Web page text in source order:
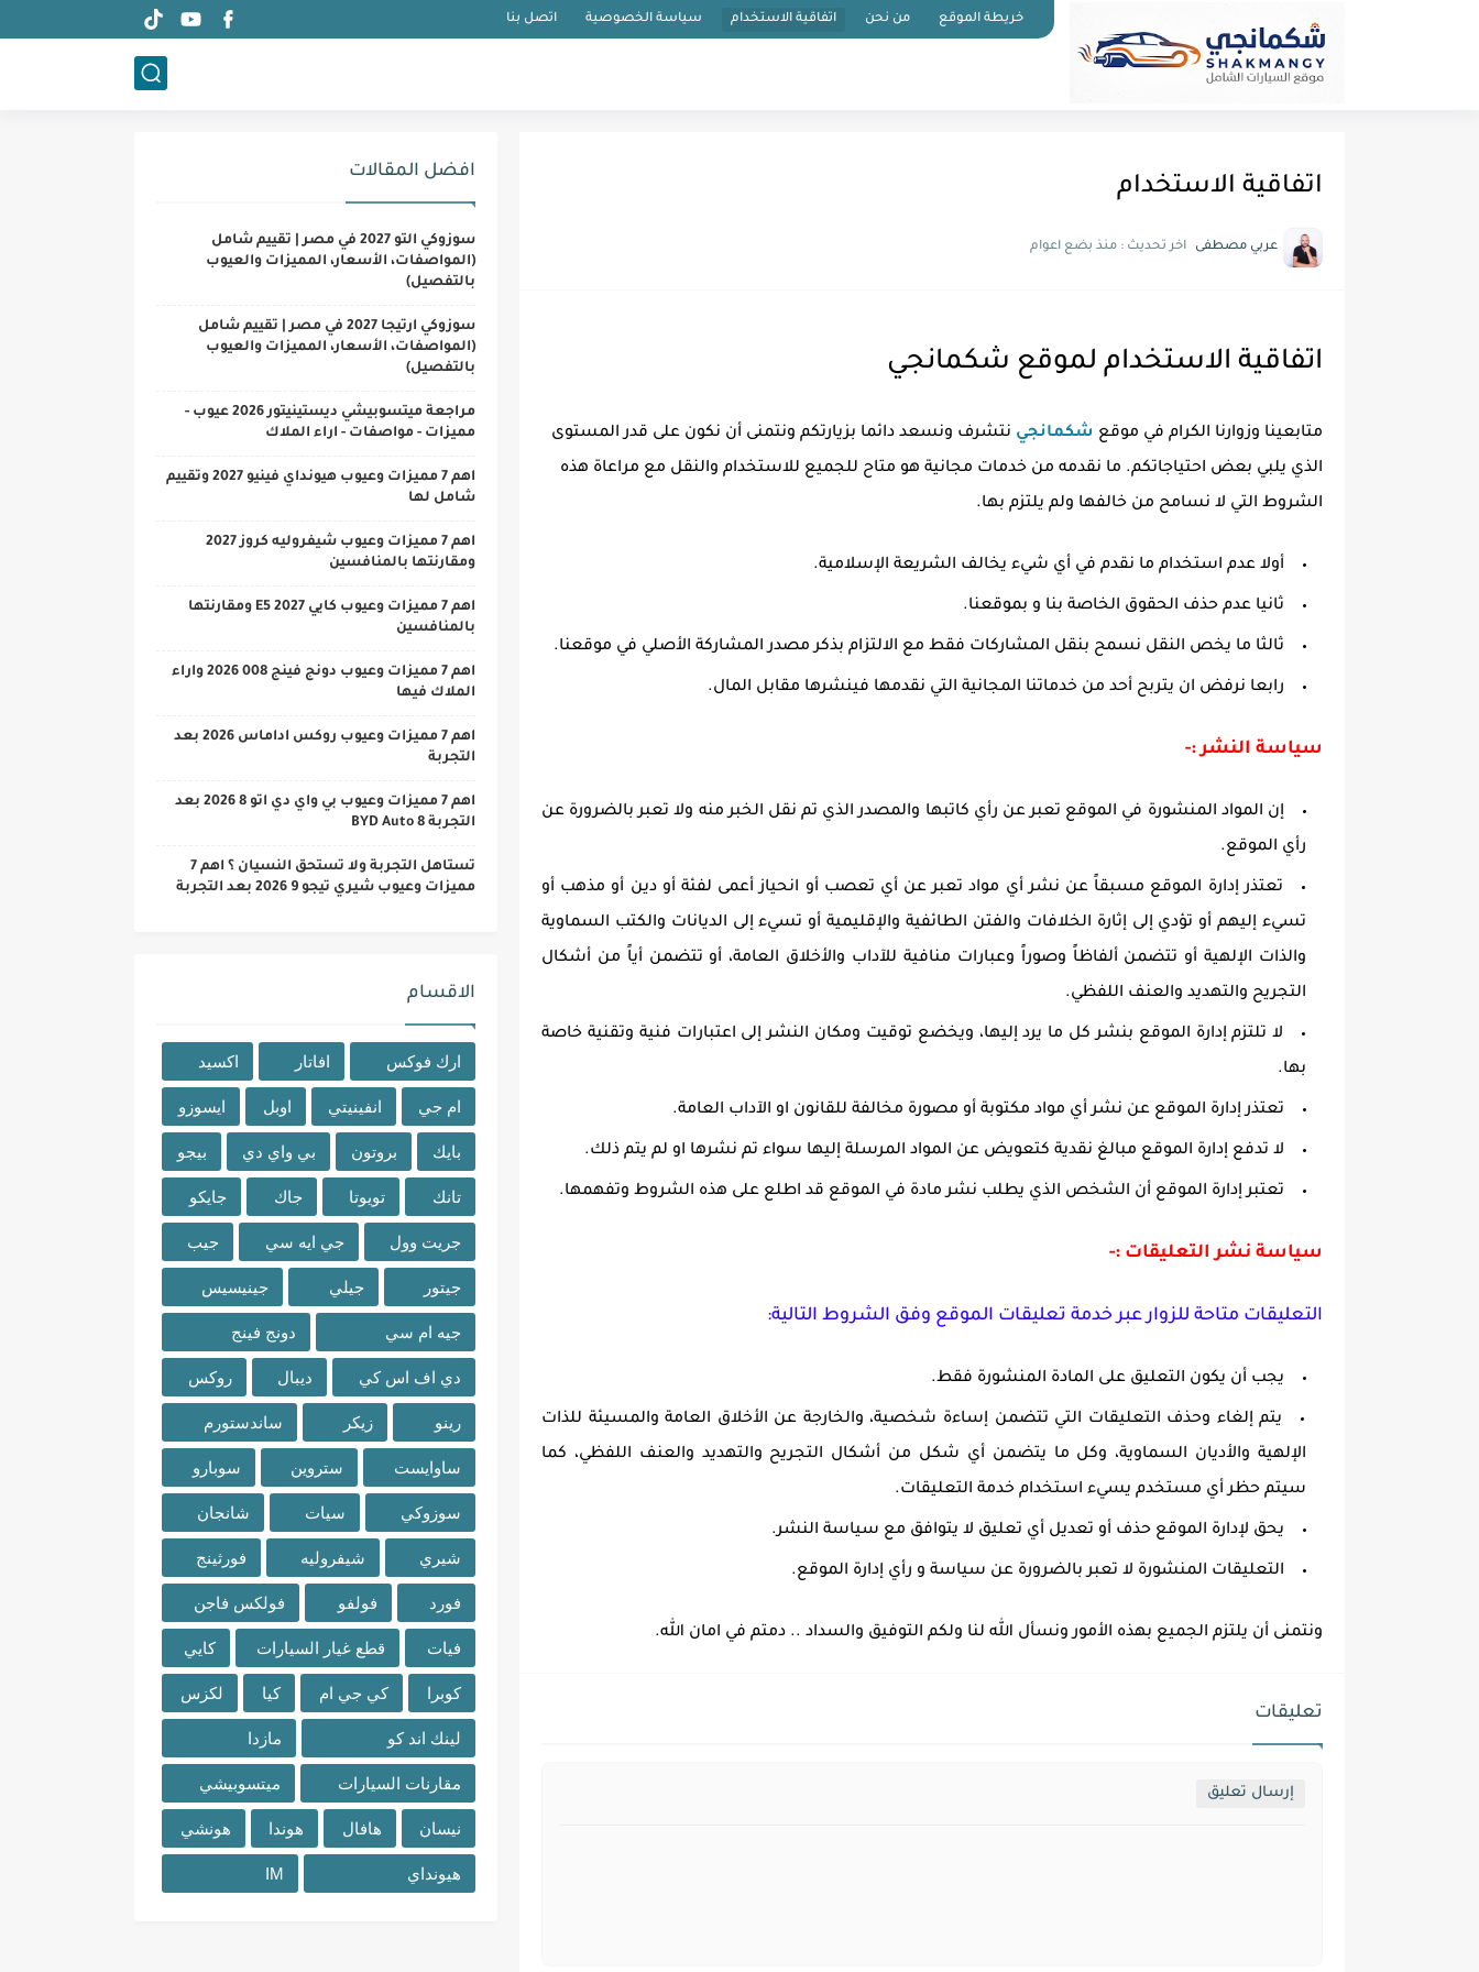
خريطة الموقع من نحن اتفاقية الاستخدام سياسة الخصوصية اتصل بنا
اتفاقية الاستخدام
عربي مصطفى اخر تحديث : منذ بضع اعوام
اتفاقية الاستخدام لموقع شكمانجي
متابعينا وزوارنا الكرام في موقع شكمانجي نتشرف ونسعد دائما بزيارتكم ونتمنى أن نكون على قدر المستوى
الذي يلبي بعض احتياجاتكم. ما نقدمه من خدمات مجانية هو متاح للجميع للاستخدام والنقل مع مراعاة هذه
الشروط التي لا نسامح من خالفها ولم يلتزم بها.
أولا عدم استخدام ما نقدم في أي شيء يخالف الشريعة الإسلامية.
ثانيا عدم حذف الحقوق الخاصة بنا و بموقعنا.
ثالثا ما يخص النقل نسمح بنقل المشاركات فقط مع الالتزام بذكر مصدر المشاركة الأصلي في موقعنا.
رابعا نرفض ان يتربح أحد من خدماتنا المجانية التي نقدمها فينشرها مقابل المال.
سياسة النشر :-
إن المواد المنشورة في الموقع تعبر عن رأي كاتبها والمصدر الذي تم نقل الخبر منه ولا تعبر بالضرورة عن
رأي الموقع.
تعتذر إدارة الموقع مسبقاً عن نشر أي مواد تعبر عن أي تعصب أو انحياز أعمى لفئة أو دين أو مذهب أو
تسيء إليهم أو تؤدي إلى إثارة الخلافات والفتن الطائفية والإقليمية أو تسيء إلى الديانات والكتب السماوية
والذات الإلهية أو تتضمن ألفاظاً وصوراً وعبارات منافية للآداب والأخلاق العامة، أو تتضمن أياً من أشكال
التجريح والتهديد والعنف اللفظي.
لا تلتزم إدارة الموقع بنشر كل ما يرد إليها، ويخضع توقيت ومكان النشر إلى اعتبارات فنية وتقنية خاصة
بها.
تعتذر إدارة الموقع عن نشر أي مواد مكتوبة أو مصورة مخالفة للقانون او الآداب العامة.
لا تدفع إدارة الموقع مبالغ نقدية كتعويض عن المواد المرسلة إليها سواء تم نشرها او لم يتم ذلك.
تعتبر إدارة الموقع أن الشخص الذي يطلب نشر مادة في الموقع قد اطلع على هذه الشروط وتفهمها.
سياسة نشر التعليقات :-
التعليقات متاحة للزوار عبر خدمة تعليقات الموقع وفق الشروط التالية:
يجب أن يكون التعليق على المادة المنشورة فقط.
يتم إلغاء وحذف التعليقات التي تتضمن إساءة شخصية، والخارجة عن الأخلاق العامة والمسيئة للذات
الإلهية والأديان السماوية، وكل ما يتضمن أي شكل من أشكال التجريح والتهديد والعنف اللفظي، كما
سيتم حظر أي مستخدم يسيء استخدام خدمة التعليقات.
يحق لإدارة الموقع حذف أو تعديل أي تعليق لا يتوافق مع سياسة النشر.
التعليقات المنشورة لا تعبر بالضرورة عن سياسة و رأي إدارة الموقع.
ونتمنى أن يلتزم الجميع بهذه الأمور ونسأل الله لنا ولكم التوفيق والسداد .. دمتم في امان الله.
تعليقات
إرسال تعليق
افضل المقالات
سوزوكي التو 2027 في مصر | تقييم شامل
(المواصفات، الأسعار، المميزات والعيوب
بالتفصيل)
سوزوكي ارتيجا 2027 في مصر | تقييم شامل
(المواصفات، الأسعار، المميزات والعيوب
بالتفصيل)
مراجعة ميتسوبيشي ديستينيتور 2026 عيوب -
مميزات - مواصفات - اراء الملاك
اهم 7 مميزات وعيوب هيونداي فينيو 2027 وتقييم
شامل لها
اهم 7 مميزات وعيوب شيفروليه كروز 2027
ومقارنتها بالمنافسين
اهم 7 مميزات وعيوب كايي E5 2027 ومقارنتها
بالمنافسين
اهم 7 مميزات وعيوب دونج فينج 008 2026 واراء
الملاك فيها
اهم 7 مميزات وعيوب روكس اداماس 2026 بعد
التجربة
اهم 7 مميزات وعيوب بي واي دي اتو 8 2026 بعد
التجربة BYD Auto 8
تستاهل التجربة ولا تستحق النسيان ؟ اهم 7
مميزات وعيوب شيري تيجو 9 2026 بعد التجربة
الاقسام
ارك فوكس افاتار اكسيد
ام جي انفينيتي اوبل ايسوزو
بايك بروتون بي واي دي بيجو
تانك تويوتا جاك جايكو
جريت وول جي ايه سي جيب
جيتور جيلي جينيسيس
جيه ام سي دونج فينج
دي اف اس كي ديبال روكس
رينو زيكر ساندستورم
ساوايست ستروين سوبارو
سوزوكي سيات شانجان
شيري شيفروليه فورثينج
فورد فولفو فولكس فاجن
فيات قطع غيار السيارات كايي
كوبرا كي جي ام كيا لكزس
لينك اند كو مازدا
مقارنات السيارات ميتسوبيشي
نيسان هافال هوندا هونشي
هيونداي IM